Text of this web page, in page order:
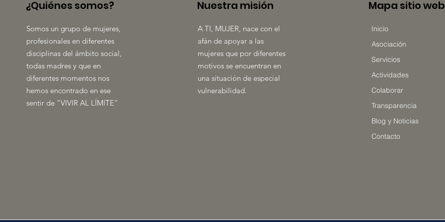
¿Quiénes somos?
Somos un grupo de mujeres,
profesionales en diferentes
disciplinas del ámbito social,
todas madres y que en
diferentes momentos nos
hemos encontrado en ese
sentir de “VIVIR AL LÍMITE”
Nuestra misión
A TI, MUJER, nace con el
afán de apoyar a las
mujeres que por diferentes
motivos se encuentran en
una situación de especial
vulnerabilidad.
Mapa sitio web
Inicio
Asociación
Servicios
Actividades
Colaborar
Transparencia
Blog y Noticias
Contacto